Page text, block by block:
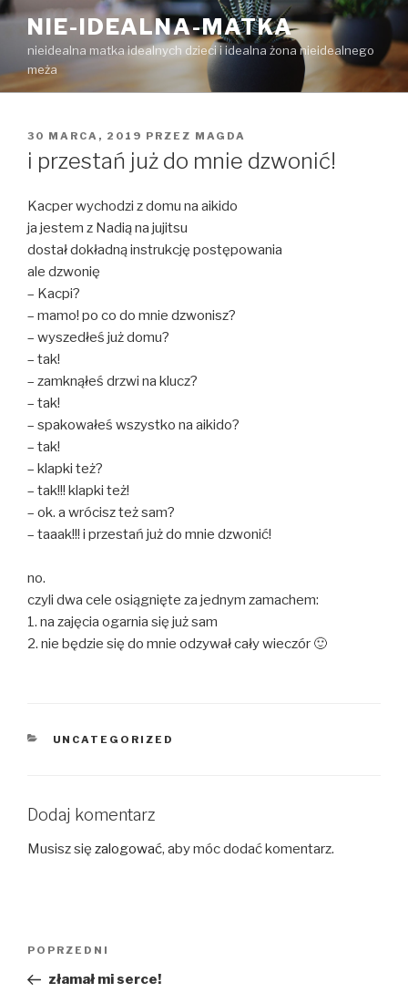
Przejdź
treści
NIE-IDEALNA-MATKA
nieidealna matka idealnych dzieci i idealna żona nieidealnego
meża
OPUBLIKOWANE
W
30 MARCA, 2019 PRZEZ MAGDA
i przestań już do mnie dzwonić!
Kacper wychodzi z domu na aikido
ja jestem z Nadią na jujitsu
dostał dokładną instrukcję postępowania
ale dzwonię
– Kacpi?
– mamo! po co do mnie dzwonisz?
– wyszedłeś już domu?
– tak!
– zamknąłeś drzwi na klucz?
– tak!
– spakowałeś wszystko na aikido?
– tak!
– klapki też?
– tak!!! klapki też!
– ok. a wrócisz też sam?
– taaak!!! i przestań już do mnie dzwonić!
no.
czyli dwa cele osiągnięte za jednym zamachem:
1. na zajęcia ogarnia się już sam
2. nie będzie się do mnie odzywał cały wieczór 🙂
KATEGORIE
UNCATEGORIZED
Dodaj komentarz
Musisz się zalogować, aby móc dodać komentarz.
Poprzedni
wpis
POPRZEDNI
złamał mi serce!